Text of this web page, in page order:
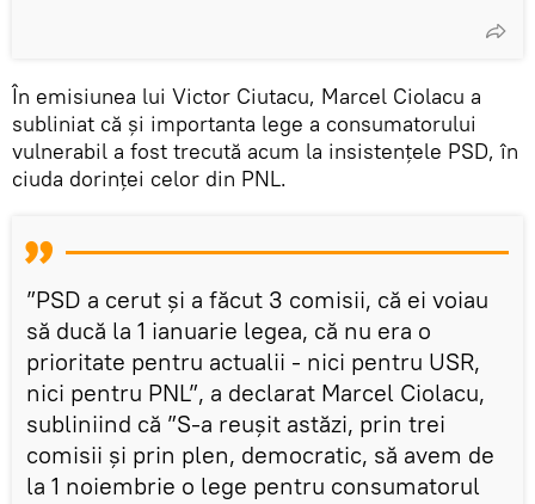
În emisiunea lui Victor Ciutacu, Marcel Ciolacu a
subliniat că și importanta lege a consumatorului
vulnerabil a fost trecută acum la insistențele PSD, în
ciuda dorinței celor din PNL.
”PSD a cerut şi a făcut 3 comisii, că ei voiau
să ducă la 1 ianuarie legea, că nu era o
prioritate pentru actualii - nici pentru USR,
nici pentru PNL”, a declarat Marcel Ciolacu,
subliniind că ”S-a reuşit astăzi, prin trei
comisii şi prin plen, democratic, să avem de
la 1 noiembrie o lege pentru consumatorul